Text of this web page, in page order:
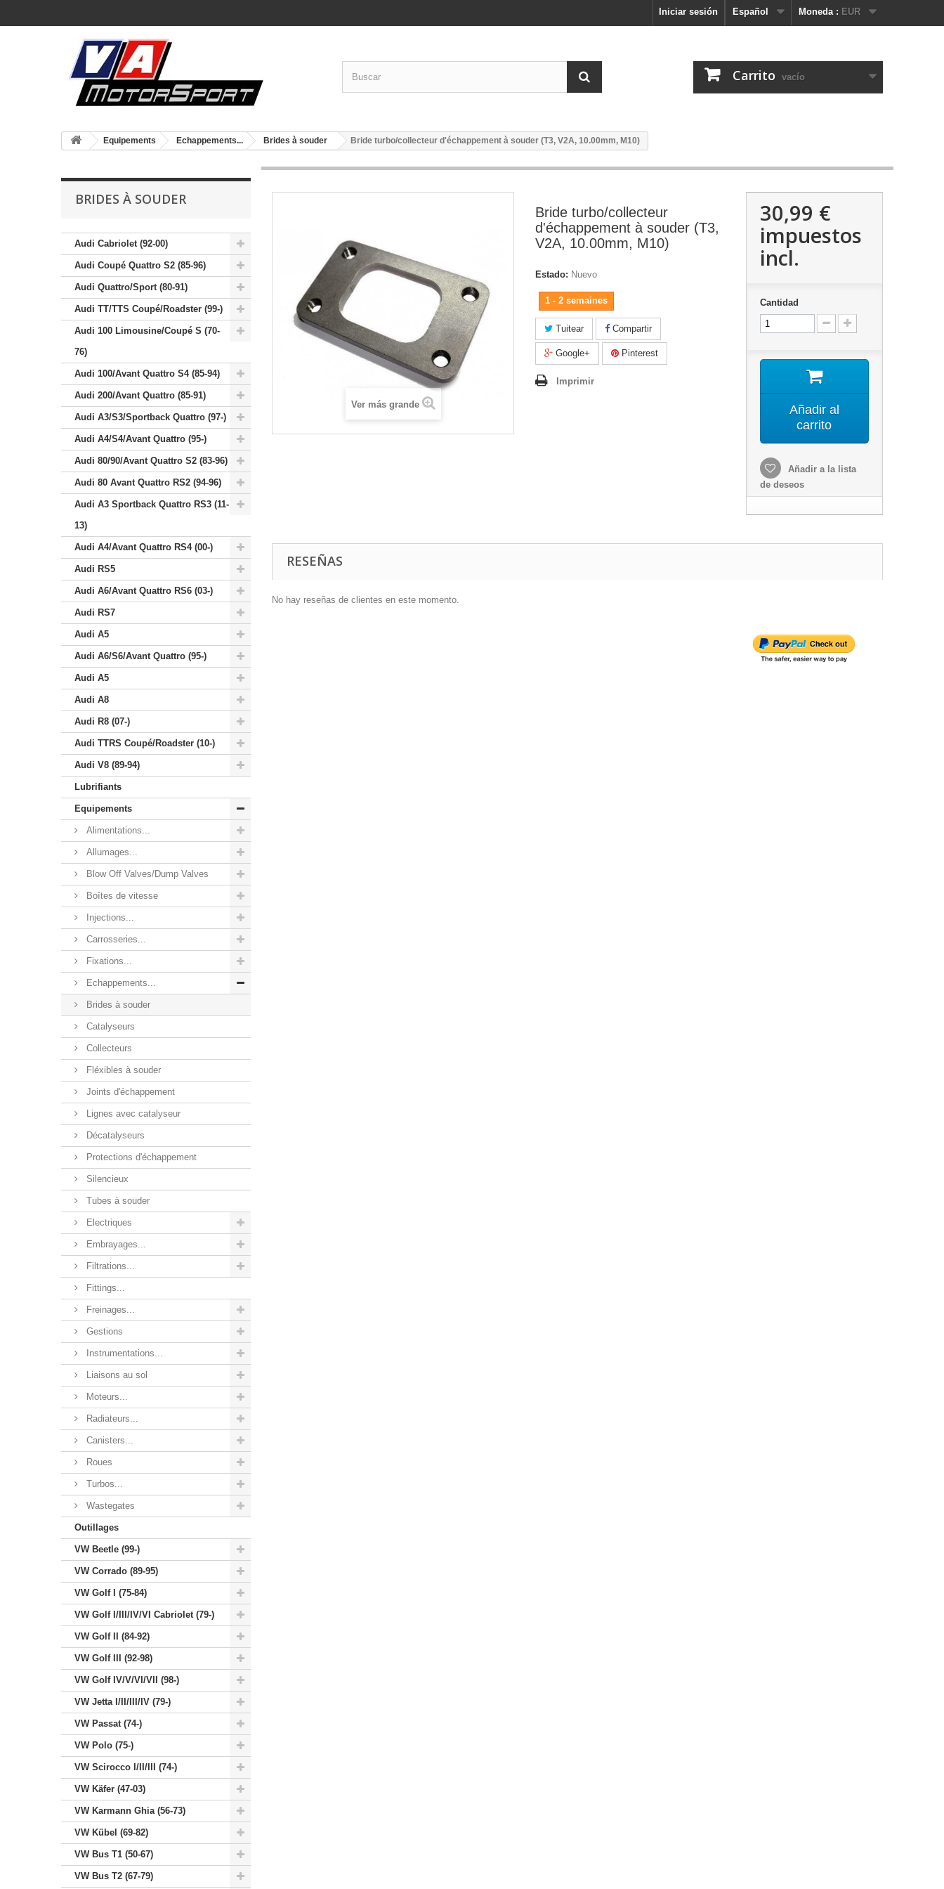
Moneda : EUR
Español
Iniciar sesión
Carrito vacío
Equipements Echappements... Brides à souder Bride turbo/collecteur d'échappement à souder (T3, V2A, 10.00mm, M10)
BRIDES À SOUDER
Audi Cabriolet (92-00)
Audi Coupé Quattro S2 (85-96)
Audi Quattro/Sport (80-91)
Audi TT/TTS Coupé/Roadster (99-)
Audi 100 Limousine/Coupé S (70-
76)
Audi 100/Avant Quattro S4 (85-94)
Audi 200/Avant Quattro (85-91)
Audi A3/S3/Sportback Quattro (97-)
Audi A4/S4/Avant Quattro (95-)
Audi 80/90/Avant Quattro S2 (83-96)
Audi 80 Avant Quattro RS2 (94-96)
Audi A3 Sportback Quattro RS3 (11-
13)
Audi A4/Avant Quattro RS4 (00-)
Audi RS5
Audi A6/Avant Quattro RS6 (03-)
Audi RS7
Audi A5
Audi A6/S6/Avant Quattro (95-)
Audi A5
Audi A8
Audi R8 (07-)
Audi TTRS Coupé/Roadster (10-)
Audi V8 (89-94)
Lubrifiants
Equipements
Alimentations...
Allumages...
Blow Off Valves/Dump Valves
Boîtes de vitesse
Injections...
Carrosseries...
Fixations...
Echappements...
Brides à souder
Catalyseurs
Collecteurs
Fléxibles à souder
Joints d'échappement
Lignes avec catalyseur
Décatalyseurs
Protections d'échappement
Silencieux
Tubes à souder
Electriques
Embrayages...
Filtrations...
Fittings...
Freinages...
Gestions
Instrumentations...
Liaisons au sol
Moteurs...
Radiateurs...
Canisters...
Roues
Turbos...
Wastegates
Outillages
VW Beetle (99-)
VW Corrado (89-95)
VW Golf I (75-84)
VW Golf I/III/IV/VI Cabriolet (79-)
VW Golf II (84-92)
VW Golf III (92-98)
VW Golf IV/V/VI/VII (98-)
VW Jetta I/II/III/IV (79-)
VW Passat (74-)
VW Polo (75-)
VW Scirocco I/II/III (74-)
VW Käfer (47-03)
VW Karmann Ghia (56-73)
VW Kübel (69-82)
VW Bus T1 (50-67)
VW Bus T2 (67-79)
Ver más grande
Bride turbo/collecteur
d'échappement à souder (T3,
V2A, 10.00mm, M10)
Estado: Nuevo
1 - 2 semaines
Tuitear Compartir
Google+ Pinterest
Imprimir
30,99 €
impuestos
incl.
Cantidad
Añadir al
carrito
Añadir a la lista
de deseos
RESEÑAS
No hay reseñas de clientes en este momento.